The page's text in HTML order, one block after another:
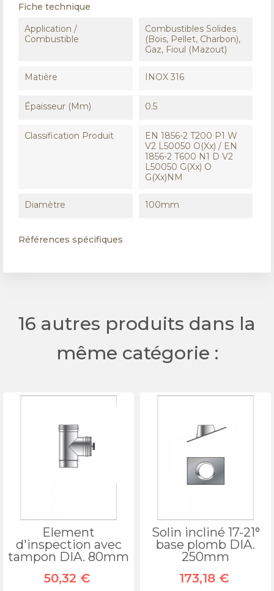
Fiche technique
Application /
Combustible
Combustibles Solides
(Bois, Pellet, Charbon),
Gaz, Fioul (Mazout)
Matière INOX 316
Épaisseur (mm) 0.5
Classification Produit
EN 1856-2 T200 P1 W
V2 L50050 O(xx) / EN
1856-2 T600 N1 D V2
L50050 G(xx) O
G(xx)NM
Diamètre 100mm
Références spécifiques
16 autres produits dans la
même catégorie :
Element
d'inspection avec
tampon DIA. 80mm
50,32 €
Solin incliné 17-21°
base plomb DIA.
250mm
173,18 €